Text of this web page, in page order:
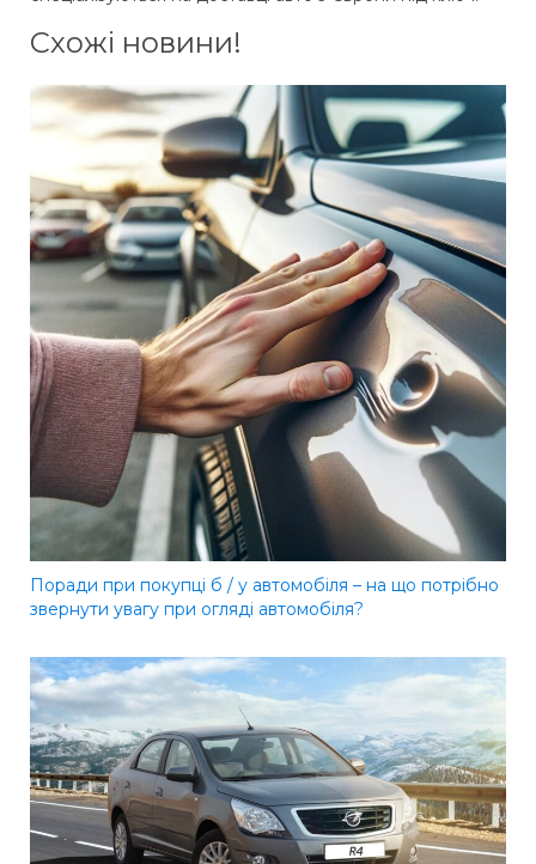
Схожі новини!
Поради при покупці б / у автомобіля – на що потрібно
звернути увагу при огляді автомобіля?